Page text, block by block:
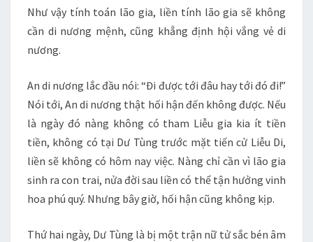
Như vậy tính toán lão gia, liền tính lão gia sẽ không
cần di nương mệnh, cũng khẳng định hội vắng vẻ di
nương.
An di nương lắc đầu nói: “Đi được tới đâu hay tới đó đi!”
Nói tới, An di nương thật hối hận đến không được. Nếu
là ngày đó nàng không có tham Liễu gia kia ít tiền
tiền, không có tại Dư Tùng trước mặt tiến cử Liễu Di,
liền sẽ không có hôm nay việc. Nàng chỉ cần vì lão gia
sinh ra con trai, nửa đời sau liền có thể tận hưởng vinh
hoa phú quý. Nhưng bây giờ, hối hận cũng không kịp.
Thứ hai ngày, Dư Tùng là bị một trận nữ tử sắc bén âm